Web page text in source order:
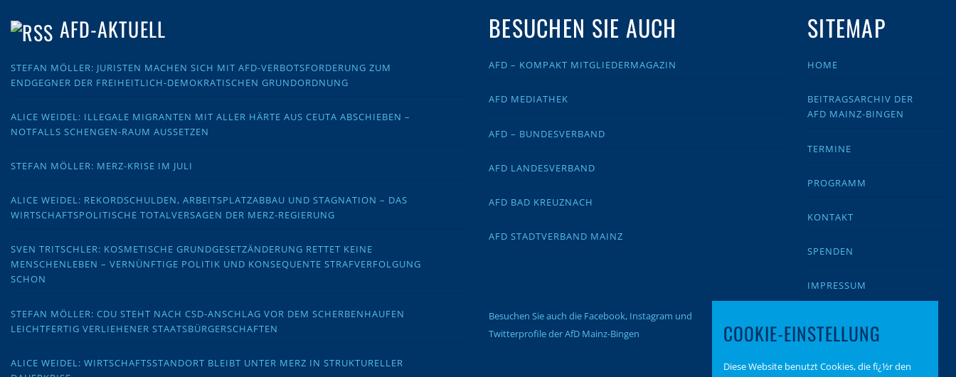
AFD-AKTUELL
STEFAN MÖLLER: JURISTEN MACHEN SICH MIT AFD-VERBOTSFORDERUNG ZUM
ENDGEGNER DER FREIHEITLICH-DEMOKRATISCHEN GRUNDORDNUNG
ALICE WEIDEL: ILLEGALE MIGRANTEN MIT ALLER HÄRTE AUS CEUTA ABSCHIEBEN –
NOTFALLS SCHENGEN-RAUM AUSSETZEN
STEFAN MÖLLER: MERZ-KRISE IM JULI
ALICE WEIDEL: REKORDSCHULDEN, ARBEITSPLATZABBAU UND STAGNATION – DAS
WIRTSCHAFTSPOLITISCHE TOTALVERSAGEN DER MERZ-REGIERUNG
SVEN TRITSCHLER: KOSMETISCHE GRUNDGESETZÄNDERUNG RETTET KEINE
MENSCHENLEBEN – VERNÜNFTIGE POLITIK UND KONSEQUENTE STRAFVERFOLGUNG
SCHON
STEFAN MÖLLER: CDU STEHT NACH CSD-ANSCHLAG VOR DEM SCHERBENHAUFEN
LEICHTFERTIG VERLIEHENER STAATSBÜRGERSCHAFTEN
ALICE WEIDEL: WIRTSCHAFTSSTANDORT BLEIBT UNTER MERZ IN STRUKTURELLER
BESUCHEN SIE AUCH
AFD – KOMPAKT MITGLIEDERMAGAZIN
AFD MEDIATHEK
AFD – BUNDESVERBAND
AFD LANDESVERBAND
AFD BAD KREUZNACH
AFD STADTVERBAND MAINZ
Besuchen Sie auch die Facebook, Instagram und
Twitterprofile der AfD Mainz-Bingen
SITEMAP
HOME
BEITRAGSARCHIV DER
AFD MAINZ-BINGEN
TERMINE
PROGRAMM
KONTAKT
SPENDEN
IMPRESSUM
COOKIE-EINSTELLUNG
Diese Website benutzt Cookies, die fï¿½r den